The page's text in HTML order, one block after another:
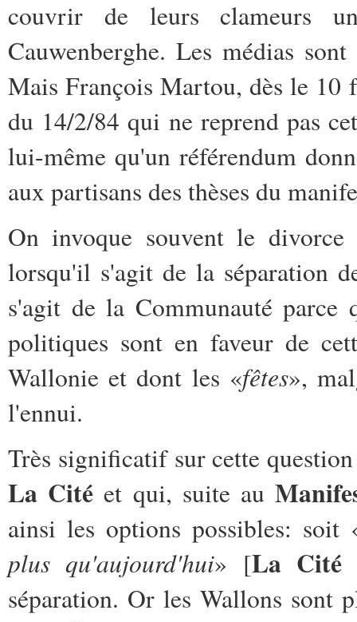
couvrir de leurs clameurs
Cauwenberghe. Les médias
Mais François Martou, dès le
du 14/2/84 qui ne reprend pas
lui-même qu'un référendum
aux partisans des thèses du
On invoque souvent le
lorsqu'il s'agit de la séparation
s'agit de la Communauté parce
politiques sont en faveur de
Wallonie et dont les «fêtes»,
l'ennui.
Très significatif sur cette
La Cité et qui, suite au
ainsi les options possibles: soit
plus qu'aujourd'hui» [La Cité
séparation. Or les Wallons sont